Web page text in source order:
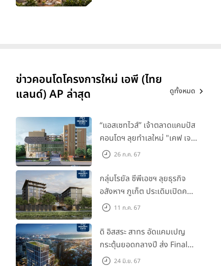
ข่าวคอนโดโครงการใหม่ เอพี (ไทย
แลนด์) AP ล่าสุด
ดูทั้งหมด
“แอสเซทไวส์” เจ้าตลาดแคมปัส
คอนโดฯ ลุยทำเลใหม่ "เคฟ เจ
เนซิส นครปฐม" จับมือพาร์ท
26 ก.ค. 67
กลุ่มโรยัล ซีพีเอชฯ ลุยธุรกิจ
อสังหาฯ ภูเก็ต ประเดิมเปิดคอน
โดฯ "เลค อเวนิว ภูเก็ต" พรีเซล
11 ก.ค. 67
ดิ อิสสระ สาทร อัดแคมเปญ
กระตุ้นยอดกลางปี ส่ง Final
Call ห้องหลุดดาวน์ หั่นราคา
24 มิ.ย. 67